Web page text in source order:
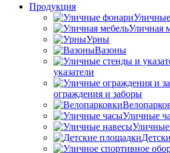
Продукция
Уличная
Урны
Вазоны
указатели
ограждения и заборы
Уличные